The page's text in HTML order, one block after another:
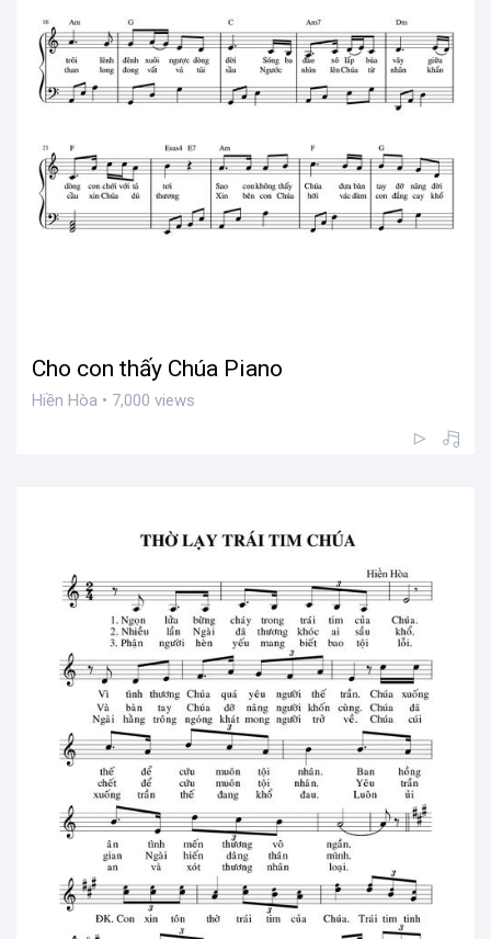
Cho con thấy Chúa Piano
Hiền Hòa • 7,000 views